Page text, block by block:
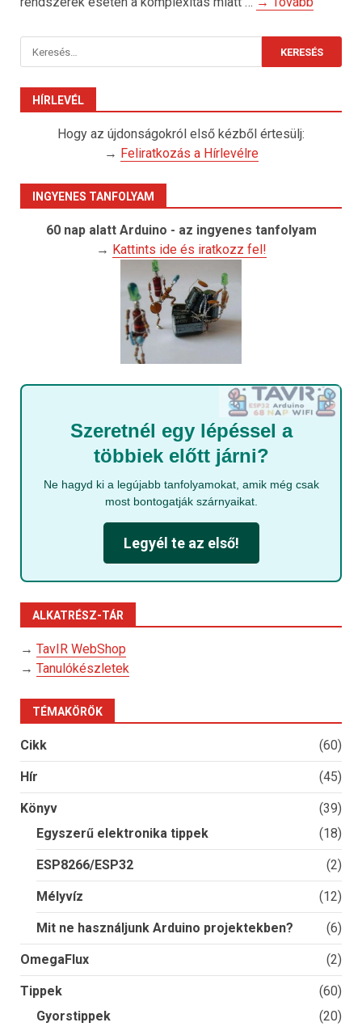
Keresés:
HÍRLEVÉL
Hogy az újdonságokról első kézből értesülj:
→ Feliratkozás a Hírlevélre
INGYENES TANFOLYAM
60 nap alatt Arduino - az ingyenes tanfolyam
→ Kattints ide és iratkozz fel!
Szeretnél egy lépéssel a
többiek előtt járni?
Ne hagyd ki a legújabb tanfolyamokat, amik még csak
most bontogatják szárnyaikat.
Legyél te az első!
ALKATRÉSZ-TÁR
→ TavIR WebShop
→ Tanulókészletek
TÉMAKÖRÖK
Cikk (60)
Hír (45)
Könyv
(39)
Egyszerű elektronika tippek
(18)
ESP8266/ESP32 (2)
Mélyvíz (12)
Mit ne használjunk Arduino projektekben? (6)
OmegaFlux (2)
Tippek
(60)
Gyorstippek
(20)